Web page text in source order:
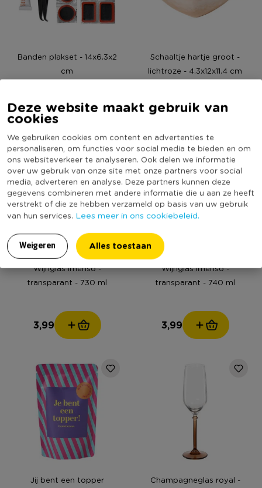
Deze website maakt gebruik van
cookies
We gebruiken cookies om content en advertenties te
personaliseren, om functies voor social media te bieden en om
ons websiteverkeer te analyseren. Ook delen we informatie
over uw gebruik van onze site met onze partners voor social
media, adverteren en analyse. Deze partners kunnen deze
gegevens combineren met andere informatie die u aan ze heeft
verstrekt of die ze hebben verzameld op basis van uw gebruik
van hun services. Lees meer in ons cookiebeleid.
Weigeren Alles toestaan
Banden plakset - 14x6.3x2
cm
1,99
Schaaltje hartje groot -
lichtroze - 4.3x12x11.4 cm
4,49
Wijnglas imenso -
transparant - 730 ml
3,99
Wijnglas imenso -
transparant - 740 ml
3,99
Jij bent een topper
Champagneglas royal -